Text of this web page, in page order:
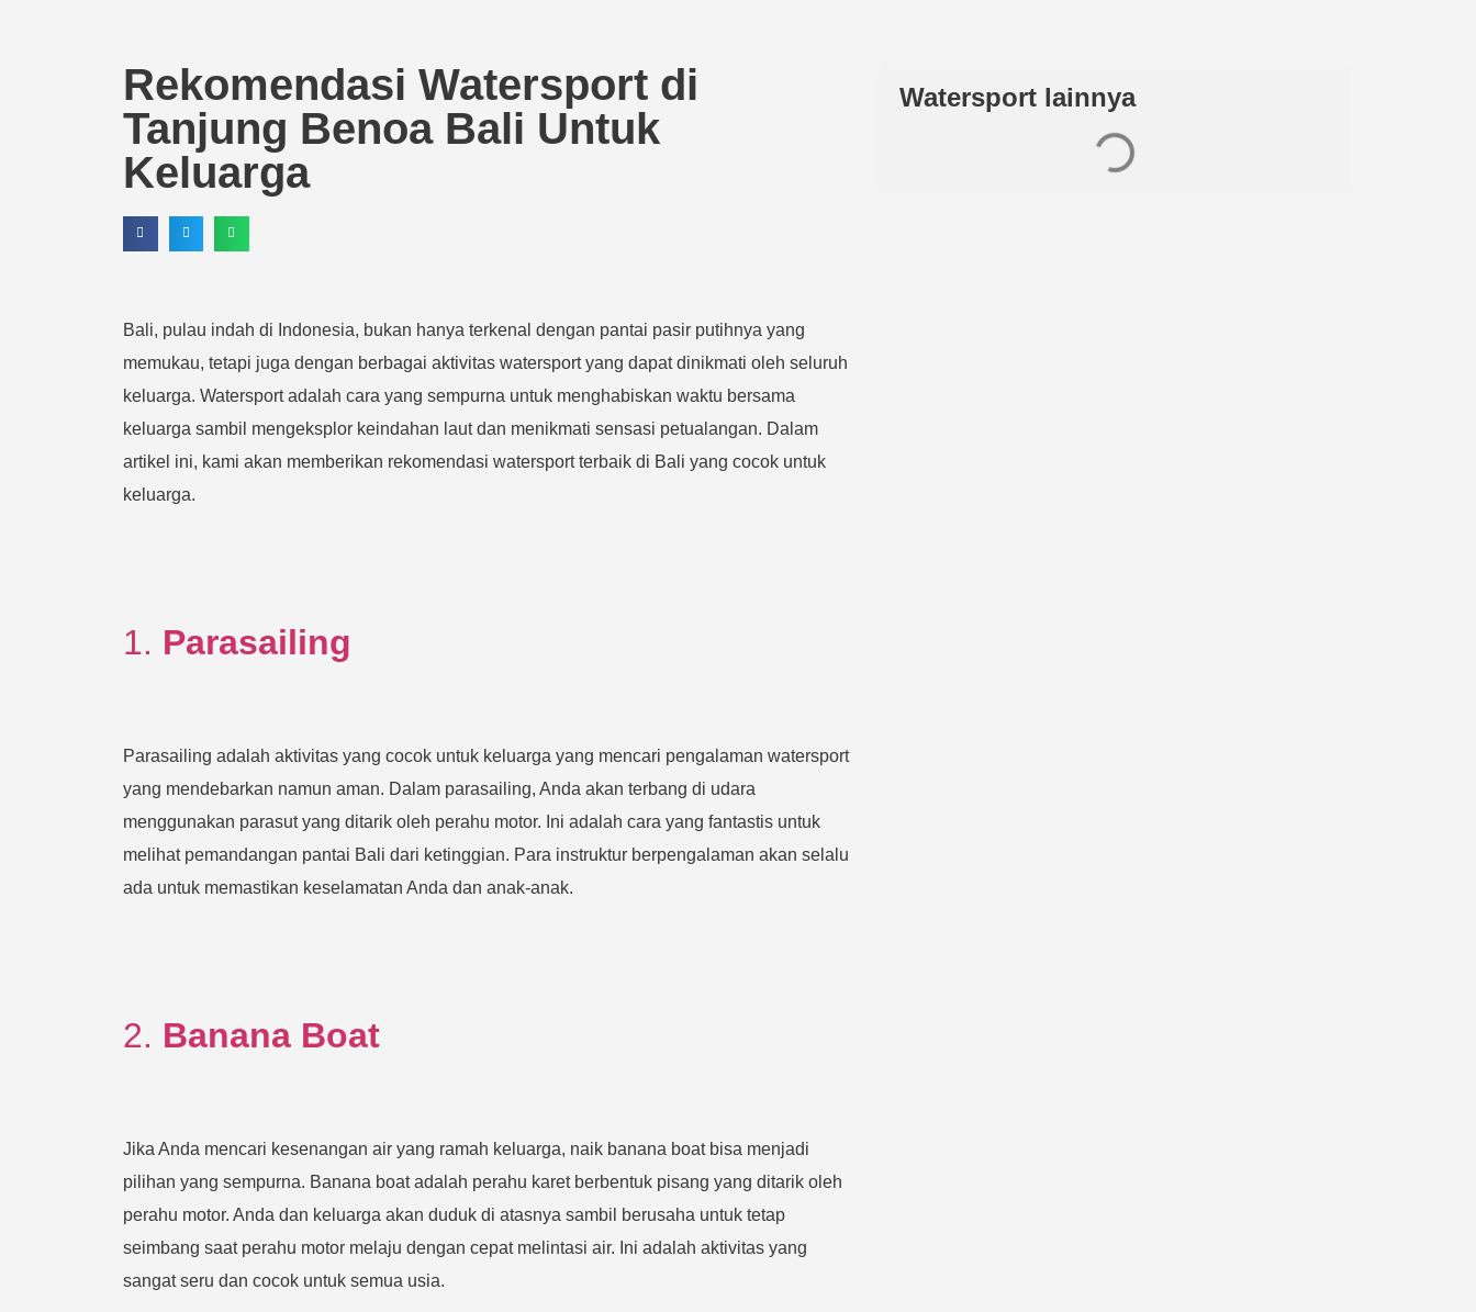
Rekomendasi Watersport di
Tanjung Benoa Bali Untuk
Keluarga
Bali, pulau indah di Indonesia, bukan hanya terkenal dengan pantai pasir putihnya yang
memukau, tetapi juga dengan berbagai aktivitas watersport yang dapat dinikmati oleh seluruh
keluarga. Watersport adalah cara yang sempurna untuk menghabiskan waktu bersama
keluarga sambil mengeksplor keindahan laut dan menikmati sensasi petualangan. Dalam
artikel ini, kami akan memberikan rekomendasi watersport terbaik di Bali yang cocok untuk
keluarga.
1. Parasailing
Parasailing adalah aktivitas yang cocok untuk keluarga yang mencari pengalaman watersport
yang mendebarkan namun aman. Dalam parasailing, Anda akan terbang di udara
menggunakan parasut yang ditarik oleh perahu motor. Ini adalah cara yang fantastis untuk
melihat pemandangan pantai Bali dari ketinggian. Para instruktur berpengalaman akan selalu
ada untuk memastikan keselamatan Anda dan anak-anak.
2. Banana Boat
Jika Anda mencari kesenangan air yang ramah keluarga, naik banana boat bisa menjadi
pilihan yang sempurna. Banana boat adalah perahu karet berbentuk pisang yang ditarik oleh
perahu motor. Anda dan keluarga akan duduk di atasnya sambil berusaha untuk tetap
seimbang saat perahu motor melaju dengan cepat melintasi air. Ini adalah aktivitas yang
sangat seru dan cocok untuk semua usia.
Watersport lainnya